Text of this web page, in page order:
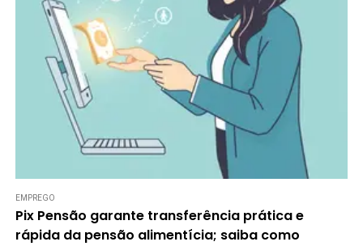
EMPREGO
Pix Pensão garante transferência prática e
rápida da pensão alimentícia; saiba como